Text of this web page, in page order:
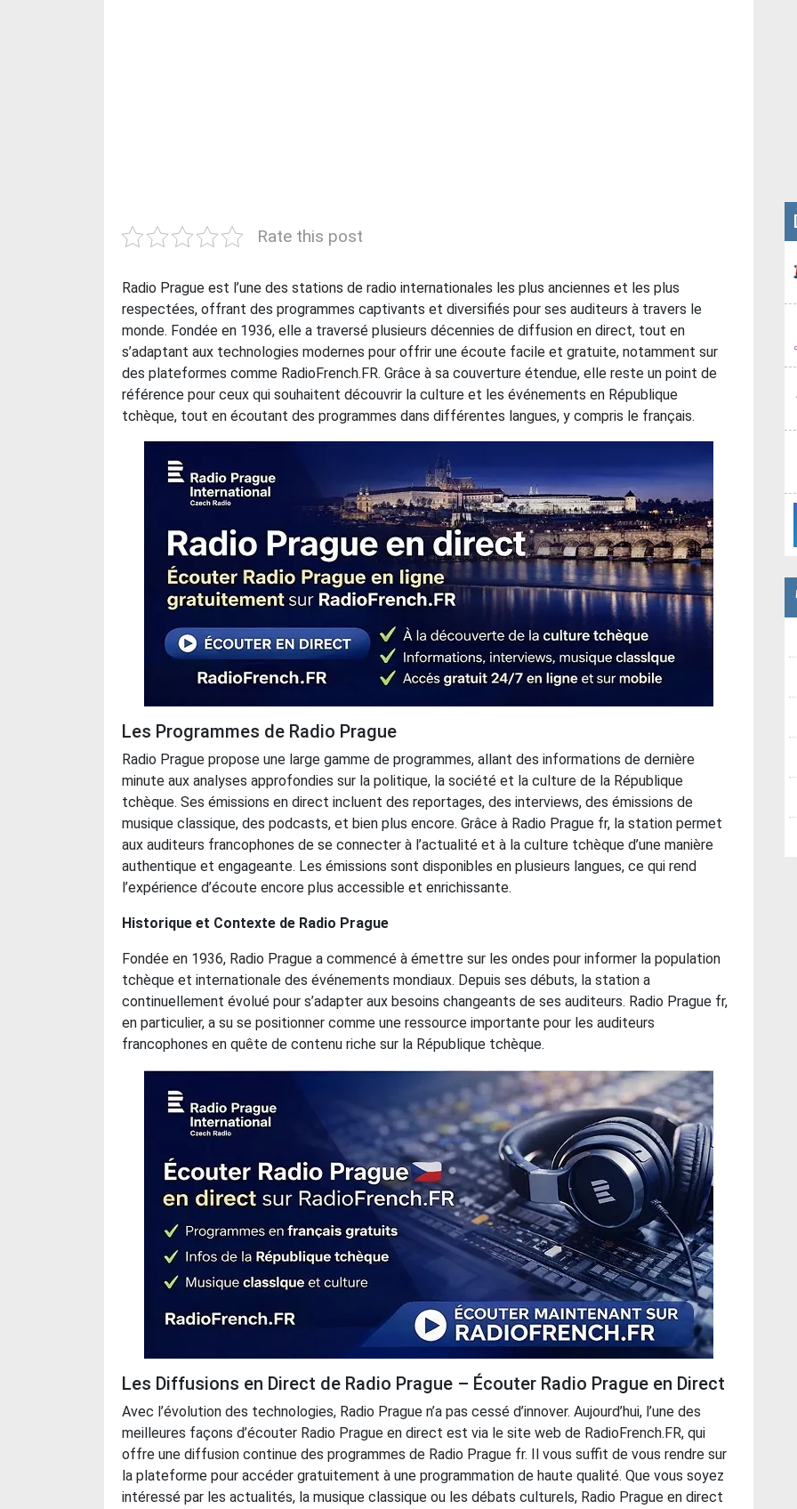
Rate this post
Radio Prague est l’une des stations de radio internationales les plus anciennes et les plus
respectées, offrant des programmes captivants et diversifiés pour ses auditeurs à travers le
monde. Fondée en 1936, elle a traversé plusieurs décennies de diffusion en direct, tout en
s’adaptant aux technologies modernes pour offrir une écoute facile et gratuite, notamment sur
des plateformes comme RadioFrench.FR. Grâce à sa couverture étendue, elle reste un point de
référence pour ceux qui souhaitent découvrir la culture et les événements en République
tchèque, tout en écoutant des programmes dans différentes langues, y compris le français.
Les Programmes de Radio Prague
Radio Prague propose une large gamme de programmes, allant des informations de dernière
minute aux analyses approfondies sur la politique, la société et la culture de la République
tchèque. Ses émissions en direct incluent des reportages, des interviews, des émissions de
musique classique, des podcasts, et bien plus encore. Grâce à Radio Prague fr, la station permet
aux auditeurs francophones de se connecter à l’actualité et à la culture tchèque d’une manière
authentique et engageante. Les émissions sont disponibles en plusieurs langues, ce qui rend
l’expérience d’écoute encore plus accessible et enrichissante.
Historique et Contexte de Radio Prague
Fondée en 1936, Radio Prague a commencé à émettre sur les ondes pour informer la population
tchèque et internationale des événements mondiaux. Depuis ses débuts, la station a
continuellement évolué pour s’adapter aux besoins changeants de ses auditeurs. Radio Prague fr,
en particulier, a su se positionner comme une ressource importante pour les auditeurs
francophones en quête de contenu riche sur la République tchèque.
Les Diffusions en Direct de Radio Prague – Écouter Radio Prague en Direct
Avec l’évolution des technologies, Radio Prague n’a pas cessé d’innover. Aujourd’hui, l’une des
meilleures façons d’écouter Radio Prague en direct est via le site web de RadioFrench.FR, qui
offre une diffusion continue des programmes de Radio Prague fr. Il vous suffit de vous rendre sur
la plateforme pour accéder gratuitement à une programmation de haute qualité. Que vous soyez
intéressé par les actualités, la musique classique ou les débats culturels, Radio Prague en direct